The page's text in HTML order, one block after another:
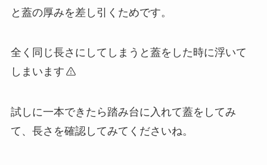
と蓋の厚みを差し引くためです。
全く同じ長さにしてしまうと蓋をした時に浮いて
しまいます
試しに一本できたら踏み台に入れて蓋をしてみ
て、長さを確認してみてくださいね。